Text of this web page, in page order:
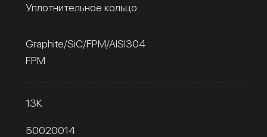
Уплотнительное кольцо
Graphite/SiC/FPM/AISI304
FPM
13К
50020014